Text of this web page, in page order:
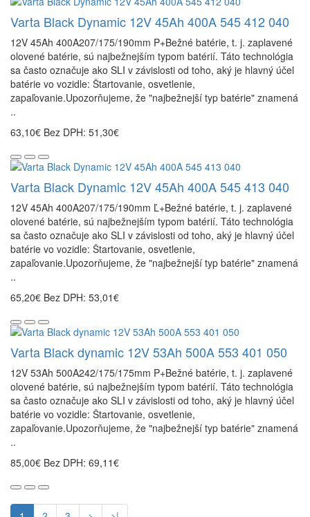
Varta Black Dynamic 12V 45Ah 400A 545 412 040
12V 45Ah 400A207/175/190mm P+Bežné batérie, t. j. zaplavené
olovené batérie, sú najbežnejším typom batérií. Táto technológia
sa často označuje ako SLI v závislosti od toho, aký je hlavný účel
batérie vo vozidle: Štartovanie, osvetlenie,
zapaľovanie.Upozorňujeme, že "najbežnejší typ batérie" znamená
..
63,10€ Bez DPH: 51,30€
Varta Black Dynamic 12V 45Ah 400A 545 413 040
12V 45Ah 400A207/175/190mm Ľ+Bežné batérie, t. j. zaplavené
olovené batérie, sú najbežnejším typom batérií. Táto technológia
sa často označuje ako SLI v závislosti od toho, aký je hlavný účel
batérie vo vozidle: Štartovanie, osvetlenie,
zapaľovanie.Upozorňujeme, že "najbežnejší typ batérie" znamená
..
65,20€ Bez DPH: 53,01€
Varta Black dynamic 12V 53Ah 500A 553 401 050
12V 53Ah 500A242/175/175mm P+Bežné batérie, t. j. zaplavené
olovené batérie, sú najbežnejším typom batérií. Táto technológia
sa často označuje ako SLI v závislosti od toho, aký je hlavný účel
batérie vo vozidle: Štartovanie, osvetlenie,
zapaľovanie.Upozorňujeme, že "najbežnejší typ batérie" znamená
..
85,00€ Bez DPH: 69,11€